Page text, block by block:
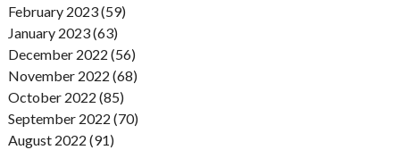
February 2023 (59)
January 2023 (63)
December 2022 (56)
November 2022 (68)
October 2022 (85)
September 2022 (70)
August 2022 (91)